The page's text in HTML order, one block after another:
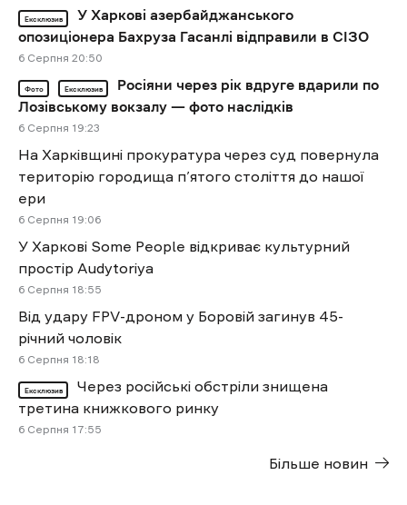
Ексклюзив
У Харкові азербайджанського
опозиціонера Бахруза Гасанлі відправили в СІЗО
6 Cерпня 20:50
Фото Ексклюзив
Росіяни через рік вдруге вдарили по
Лозівському вокзалу — фото наслідків
6 Cерпня 19:23
На Харківщині прокуратура через суд повернула
територію городища п’ятого століття до нашої
ери
6 Cерпня 19:06
У Харкові Some People відкриває культурний
простір Audytoriya
6 Cерпня 18:55
Від удару FPV-дроном у Боровій загинув 45-
річний чоловік
6 Cерпня 18:18
Ексклюзив
Через російські обстріли знищена
третина книжкового ринку
6 Cерпня 17:55
Більше новин